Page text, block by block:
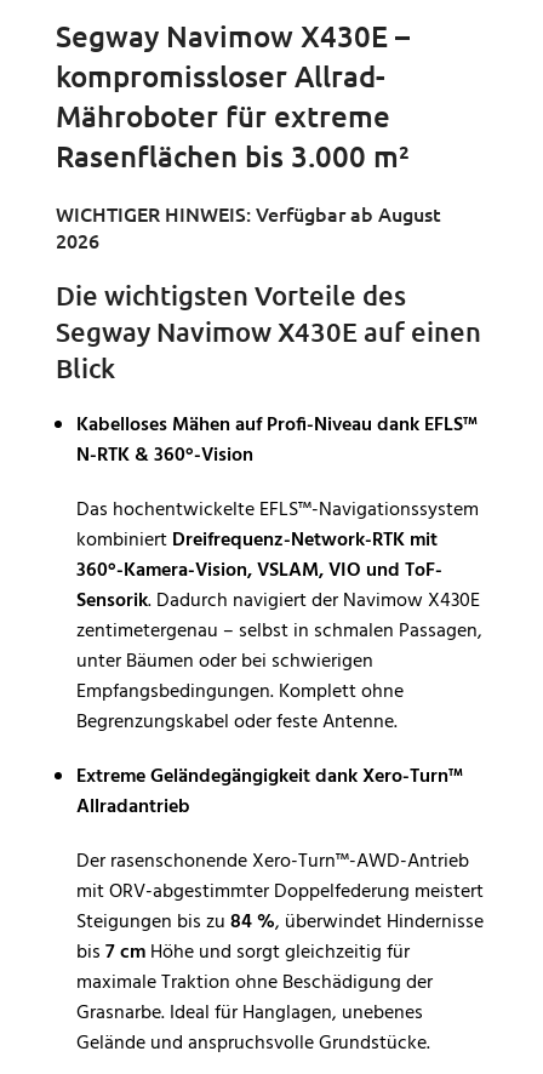
Segway Navimow X430E –
kompromissloser Allrad-
Mähroboter für extreme
Rasenflächen bis 3.000 m²
WICHTIGER HINWEIS: Verfügbar ab August
2026
Die wichtigsten Vorteile des
Segway Navimow X430E auf einen
Blick
Kabelloses Mähen auf Profi-Niveau dank EFLS™
N-RTK & 360°-Vision
Das hochentwickelte EFLS™-Navigationssystem
kombiniertDreifrequenz-Network-RTK mit
360°-Kamera-Vision, VSLAM, VIO und ToF-
Sensorik. Dadurch navigiert der Navimow X430E
zentimetergenau – selbst in schmalen Passagen,
unter Bäumen oder bei schwierigen
Empfangsbedingungen. Komplett ohne
Begrenzungskabel oder feste Antenne.
Extreme Geländegängigkeit dank Xero-Turn™
Allradantrieb
Der rasenschonende Xero-Turn™-AWD-Antrieb
mit ORV-abgestimmter Doppelfederung meistert
Steigungen bis zu84 %, überwindet Hindernisse
bis7 cmHöhe und sorgt gleichzeitig für
maximale Traktion ohne Beschädigung der
Grasnarbe. Ideal für Hanglagen, unebenes
Gelände und anspruchsvolle Grundstücke.